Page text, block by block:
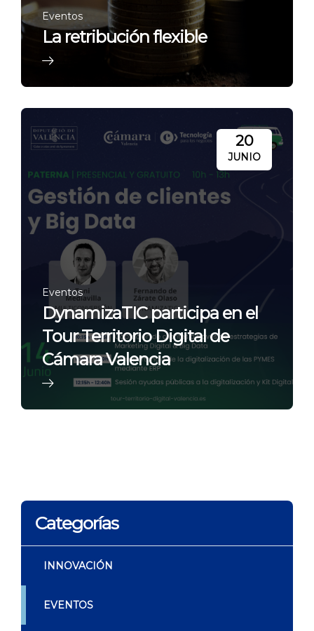
Eventos
La retribución flexible
20
JUNIO
Eventos
DynamizaTIC participa en el
Tour Territorio Digital de
Cámara Valencia
Categorías
INNOVACIÓN
EVENTOS